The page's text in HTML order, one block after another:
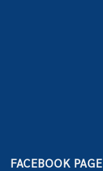
FACEBOOK PAGE